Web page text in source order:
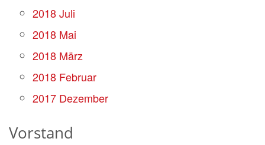
2018 Juli
2018 Mai
2018 März
2018 Februar
2017 Dezember
Vorstand